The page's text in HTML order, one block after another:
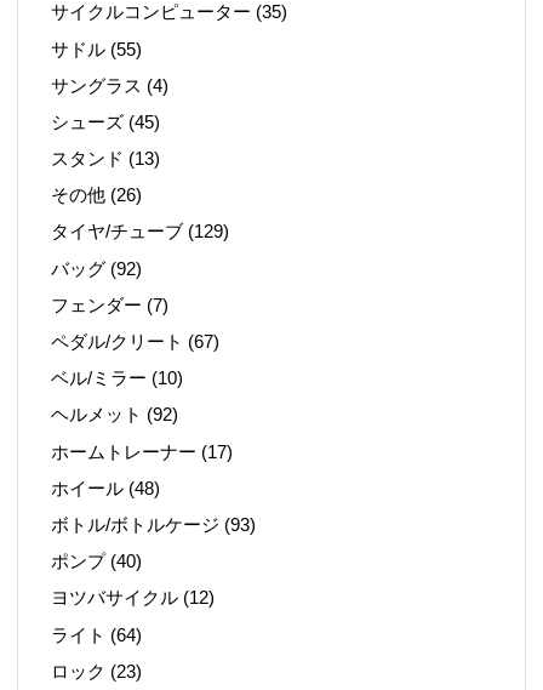
サイクルコンピューター (35)
サドル (55)
サングラス (4)
シューズ (45)
スタンド (13)
その他 (26)
タイヤ/チューブ (129)
バッグ (92)
フェンダー (7)
ペダル/クリート (67)
ベル/ミラー (10)
ヘルメット (92)
ホームトレーナー (17)
ホイール (48)
ボトル/ボトルケージ (93)
ポンプ(40)
ヨツバサイクル (12)
ライト (64)
ロック (23)